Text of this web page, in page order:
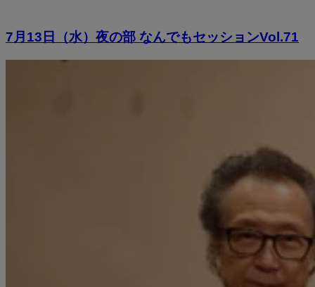
7月13日（水）夜の部 なんでもセッションVol.71